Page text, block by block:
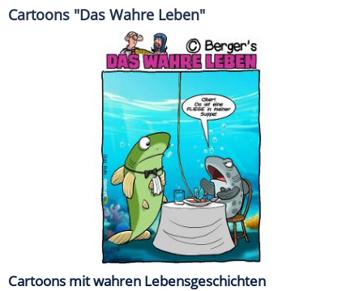
Cartoons "Das Wahre Leben"
Cartoons mit wahren Lebensgeschichten